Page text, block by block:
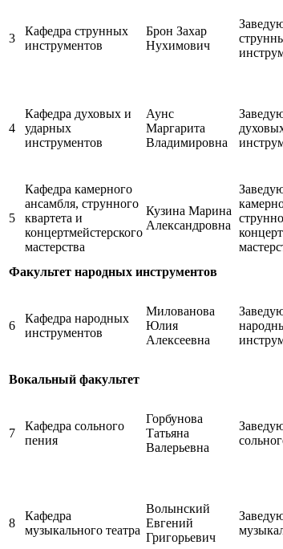
3
Кафедра струнных
инструментов
Брон Захар
Нухимович
4
Кафедра духовых и
ударных
инструментов
Аунс
Маргарита
Владимировна
5
Кафедра камерного
ансамбля, струнного
квартета и
концертмейстерского
мастерства
Кузина Марина
Александровна
Факультет народных инструментов
6
Кафедра народных
инструментов
Милованова
Юлия
Алексеевна
Вокальный факультет
7
Кафедра сольного
пения
Горбунова
Татьяна
Валерьевна
8
Кафедра
музыкального театра
Волынский
Евгений
Григорьевич